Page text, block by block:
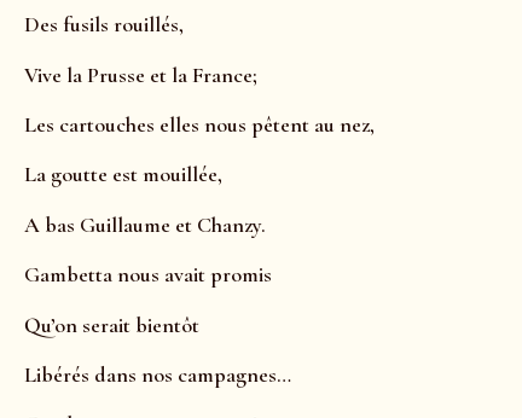
Des fusils rouillés,
Vive la Prusse et la France;
Les cartouches elles nous pêtent au nez,
La goutte est mouillée,
A bas Guillaume et Chanzy.
Gambetta nous avait promis
Qu’on serait bientôt
Libérés dans nos campagnes…